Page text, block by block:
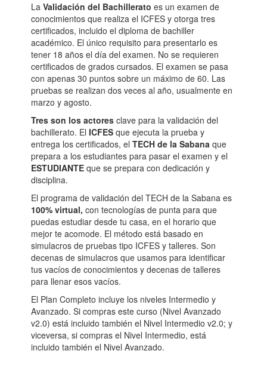
LaValidación del Bachillerato es un examen de
conocimientos que realiza el ICFES y otorga tres
certificados, incluido el diploma de bachiller
académico. El único requisito para presentarlo es
tener 18 años el día del examen. No se requieren
certificados de grados cursados. El examen se pasa
con apenas 30 puntos sobre un máximo de 60. Las
pruebas se realizan dos veces al año, usualmente en
marzo y agosto.
Tres son los actores clave para la validación del
bachillerato. ElICFES que ejecuta la prueba y
entrega los certificados, elTECH de la Sabana que
prepara a los estudiantes para pasar el examen y el
ESTUDIANTE que se prepara con dedicación y
disciplina.
El programa de validación del TECH de la Sabana es
100% virtual, con tecnologías de punta para que
puedas estudiar desde tu casa, en el horario que
mejor te acomode. El método está basado en
simulacros de pruebas tipo ICFES y talleres. Son
decenas de simulacros que usamos para identificar
tus vacíos de conocimientos y decenas de talleres
para llenar esos vacíos.
El Plan Completo incluye los niveles Intermedio y
Avanzado. Si compras este curso (Nivel Avanzado
v2.0) está incluido también el Nivel Intermedio v2.0; y
viceversa, si compras el Nivel Intermedio, está
incluido también el Nivel Avanzado.